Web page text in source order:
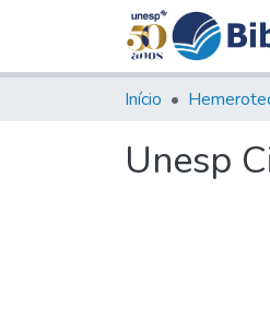
Início
Unesp